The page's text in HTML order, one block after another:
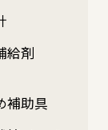
給剤
補助具